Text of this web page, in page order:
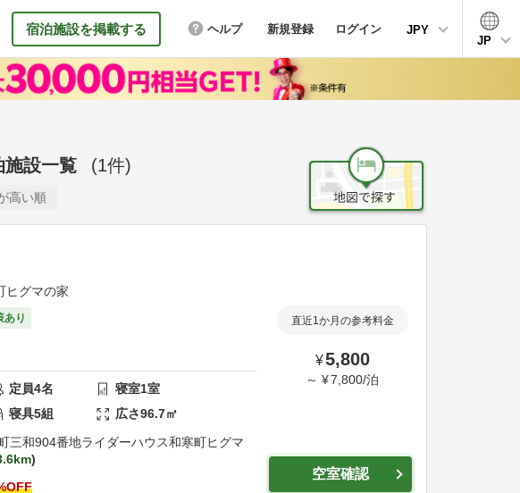
宿泊施設を掲載する ヘルプ 新規登録 ログイン
JPY
JP
施設一覧 (1件)
高い順
ヒグマの家
あり
定員4名 寝室1室
寝具5組 広さ96.7㎡
三和904番地ライダーハウス和寒町ヒグマ
直近1か月の参考料金
¥5,800
～ ¥7,800/泊
空室確認